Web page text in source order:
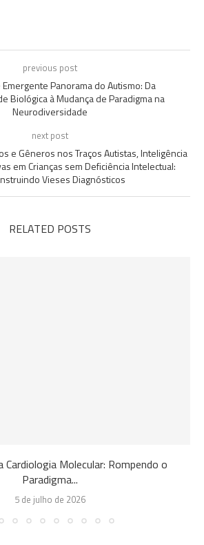
previous post
Emergente Panorama do Autismo: Da
Biológica à Mudança de Paradigma na
Neurodiversidade
next post
e Gêneros nos Traços Autistas, Inteligência
em Crianças sem Deficiência Intelectual:
Vieses Diagnósticos
RELATED POSTS
Cardiologia Molecular: Rompendo o
Paradigma...
5 de julho de 2026